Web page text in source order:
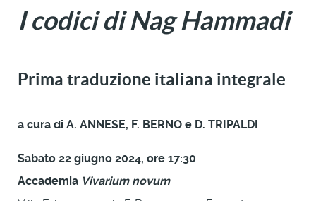
I codici di Nag Hammadi
Prima traduzione italiana integrale
a cura di A. ANNESE, F. BERNO e D. TRIPALDI
Sabato 22 giugno 2024, ore 17:30
Accademia Vivarium novum